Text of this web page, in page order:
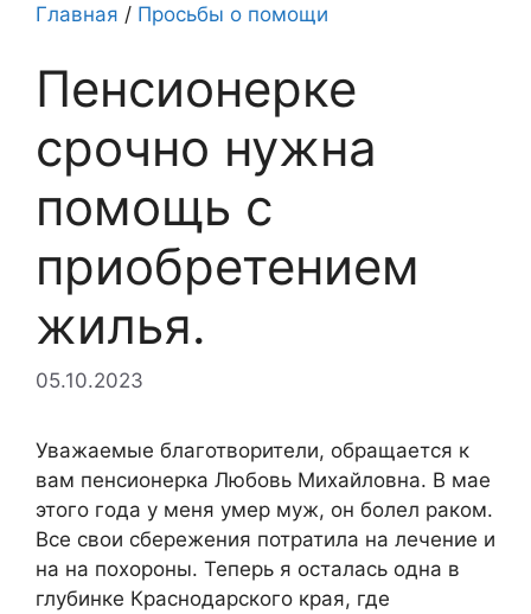
Главная / Просьбы о помощи
Пенсионерке
срочно нужна
помощь с
приобретением
жилья.
05.10.2023
Уважаемые благотворители, обращается к
вам пенсионерка Любовь Михайловна. В мае
этого года у меня умер муж, он болел раком.
Все свои сбережения потратила на лечение и
на на похороны. Теперь я осталась одна в
глубинке Краснодарского края, где